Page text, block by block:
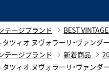
トロン
買取り・下取り・
ヴィンテー
ンド
限定商品
採用情報
BLOG
X
テージブランド BEST
タツィオ ヌヴォラーリ・ヴァン
テージブランド 新着商品
タツィオ ヌヴォラーリ・ヴァン